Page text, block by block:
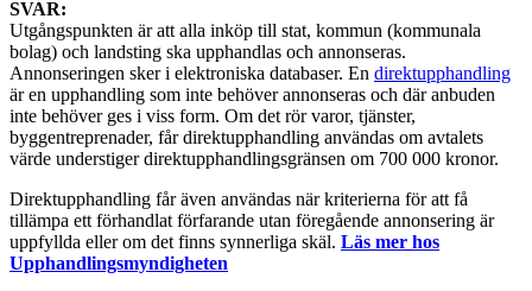
SVAR:
Utgångspunkten är att alla inköp till stat, kommun (kommunala
bolag) och landsting ska upphandlas och annonseras.
Annonseringen sker i elektroniska databaser. En direktupphandling
är en upphandling som inte behöver annonseras och där anbuden
inte behöver ges i viss form. Om det rör varor, tjänster,
byggentreprenader, får direktupphandling användas om avtalets
värde understiger direktupphandlingsgränsen om 700 000 kronor.
Direktupphandling får även användas när kriterierna för att få
tillämpa ett förhandlat förfarande utan föregående annonsering är
uppfyllda eller om det finns synnerliga skäl. Läs mer hos
Upphandlingsmyndigheten